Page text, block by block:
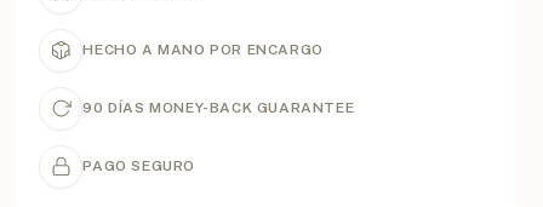
HECHO A MANO POR ENCARGO
90 DÍAS MONEY-BACK GUARANTEE
PAGO SEGURO